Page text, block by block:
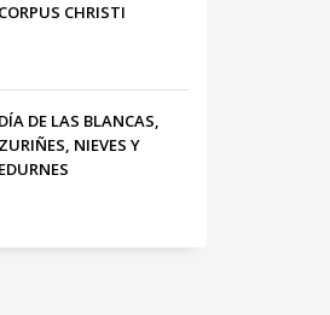
CORPUS CHRISTI
DÍA DE LAS BLANCAS,
ZURIÑES, NIEVES Y
EDURNES